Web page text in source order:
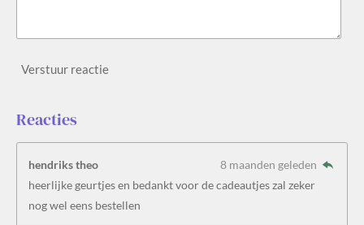
Verstuur reactie
Reacties
hendriks theo
8 maanden geleden
heerlijke geurtjes en bedankt voor de cadeautjes zal zeker
nog wel eens bestellen